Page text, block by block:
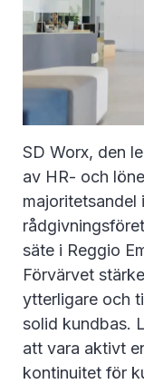
SD Worx, den
av HR- och
majoritetsandel
säte i Reggio
Förvärvet
ytterligare och
solid kundbas.
att vara aktivt
kontinuitet för